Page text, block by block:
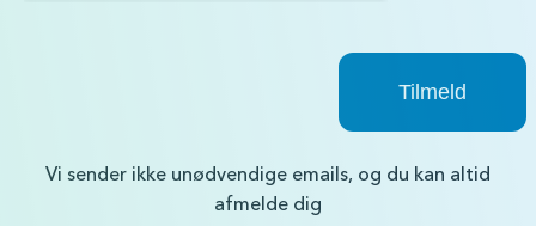
Vi sender ikke unødvendige emails, og du kan altid
afmelde dig